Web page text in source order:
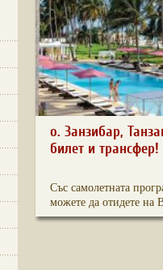
o. Занзибар,
билет и трансфер!
Със самолетната
можете да отидете на